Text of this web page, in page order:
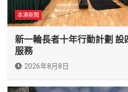
本澳新聞
新一輪長者十年行動計劃 設
服務
2026年8月8日